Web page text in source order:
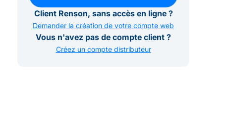
Client Renson, sans accès en ligne ?
Demander la création de votre compte web
Vous n'avez pas de compte client ?
Créez un compte distributeur